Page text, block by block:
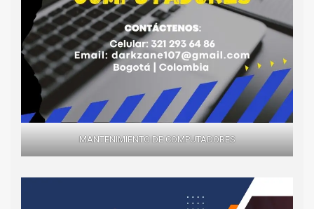
MANTENIMIENTO DE COMPUTADORES